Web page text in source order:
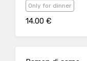
Only for dinner
14.00 €